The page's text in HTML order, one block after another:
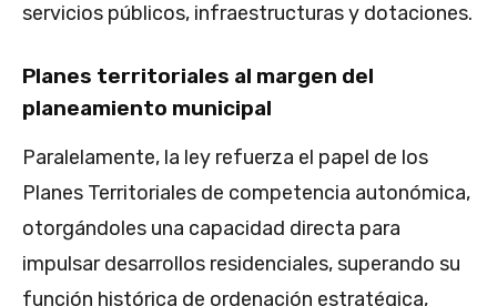
servicios públicos, infraestructuras y dotaciones.
Planes territoriales al margen del
planeamiento municipal
Paralelamente, la ley refuerza el papel de los
Planes Territoriales de competencia autonómica,
otorgándoles una capacidad directa para
impulsar desarrollos residenciales, superando su
función histórica de ordenación estratégica,